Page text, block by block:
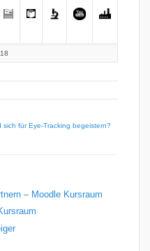
sich für Eye-Tracking begeistern?
– Moodle Kursraum